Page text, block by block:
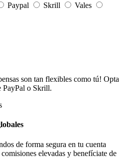
Paypal Skrill
Vales
son tan flexibles como tú! Opta
PayPal o Skrill.
de forma segura en tu cuenta
elevadas y benefíciate de